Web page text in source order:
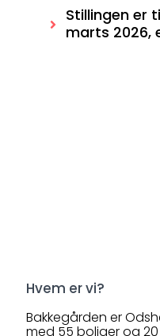
Stillingen er
marts 2026,
Hvem er vi?
Bakkegården er
med 55 boliger og